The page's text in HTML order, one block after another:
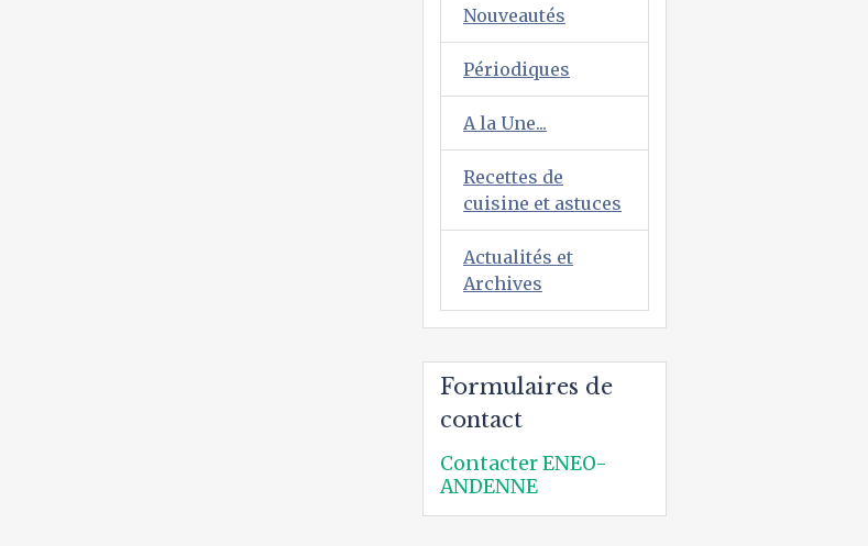
Nouveautés
Périodiques
A la Une...
Recettes de
cuisine et astuces
Actualités et
Archives
Formulaires de
contact
Contacter ENEO-
ANDENNE